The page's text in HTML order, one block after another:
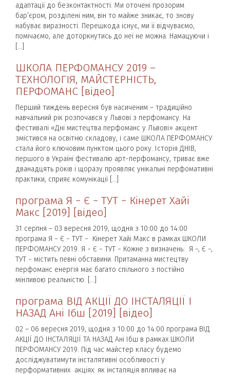
адаптації до безконтактності. Ми оточені прозорим
бар’єром, розділені ним, він то майже зникає, то знову
набуває виразності. Перешкода існує, ми її відчуваємо,
помічаємо, але доторкнутись до неї не можна. Намацуючи і
[…]
ШКОЛА ПЕРФОМАНСУ 2019 –
ТЕХНОЛОГІЯ, МАЙСТЕРНІСТЬ,
ПЕРФОМАНС [відео]
Перший тиждень вересня був насиченим – традиційно
навчальний рік розпочався у Львові з перфомансу. На
фестивалі «Дні мистецтва перфоманс у Львові» акцент
змістився на освітню складову, і саме ШКОЛА ПЕРФОМАНСУ
стала його ключовим пунктом цього року. Історія ДНІВ,
першого в Україні фестивалю арт-перфомансу, триває вже
дванадцять років і щоразу проявляє унікальні перфомативні
практики, сприяє комунікації […]
програма Я − Є − ТУТ − Кінерет Хайі
Макс [2019] [відео]
31 серпня – 03 вересня 2019, щодня з 10:00 до 14:00
програма Я − Є − ТУТ − Кінерет Хайі Макс в рамках ШКОЛИ
ПЕРФОМАНСУ 2019. Я − Є − ТУТ − Кожне з визначень: Я −, Є −,
ТУТ − містить певні обставини. Притаманна мистецтву
перфоманс енергія має багато спільного з постійно
мінливою реальністю. […]
програма ВІД АКЦІЇ ДО ІНСТАЛЯЦІЇ І
НАЗАД Ані Ібш [2019] [відео]
02 – 06 вересня 2019, щодня з 10:00 до 14:00 програма ВІД
АКЦІЇ ДО ІНСТАЛЯЦІЇ ТА НАЗАД Ані Ібш в рамках ШКОЛИ
ПЕРФОМАНСУ 2019. Під час майстер класу будемо
досліджуватимути інсталятивні особливості у
перформативних акціях: як інсталяція впливає на